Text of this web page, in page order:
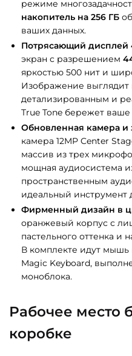
режиме
накопитель на 256 ГБ
ваших данных.
Потрясающий дисплей
экран с разрешением
яркостью 500 нит и
Изображение выглядит
детализированным и
True Tone бережет
Обновленная камера и
камера 12MP Center
массив из трех
мощная аудиосистема
пространственным
идеальный инструмент
Фирменный дизайн в
оранжевый корпус с
пастельного оттенка
В комплекте идут мышь
Magic Keyboard,
моноблока.
Рабочее место
коробке